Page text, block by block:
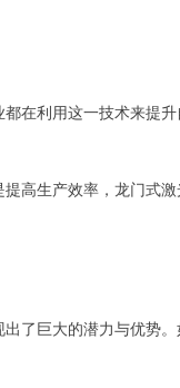
在利用这一技术来提
高生产效率，龙门式激
了巨大的潜力与优势